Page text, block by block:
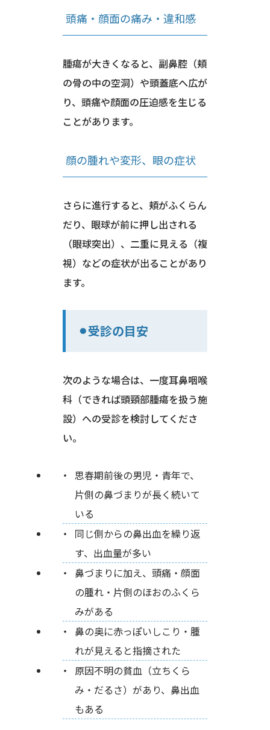
頭痛・顔面の痛み・違和感
腫瘍が大きくなると、副鼻腔（頬
の骨の中の空洞）や頭蓋底へ広が
り、頭痛や顔面の圧迫感を生じる
ことがあります。
顔の腫れや変形、眼の症状
さらに進行すると、頬がふくらん
だり、眼球が前に押し出される
（眼球突出）、二重に見える（複
視）などの症状が出ることがあり
ます。
⚫︎受診の目安
次のような場合は、一度耳鼻咽喉
科（できれば頭頸部腫瘍を扱う施
設）への受診を検討してくださ
い。
思春期前後の男児・青年で、
片側の鼻づまりが長く続いて
いる
同じ側からの鼻出血を繰り返
す、出血量が多い
鼻づまりに加え、頭痛・顔面
の腫れ・片側のほおのふくら
みがある
鼻の奥に赤っぽいしこり・腫
れが見えると指摘された
原因不明の貧血（立ちくら
み・だるさ）があり、鼻出血
もある